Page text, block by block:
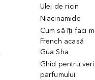
Ulei de ricin
Niacinamide
Cum să îți faci
French acasă
Gua Sha
Ghid pentru
parfumului